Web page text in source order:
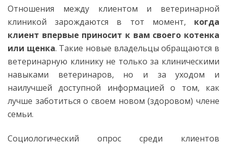
Отношения между клиентом и ветеринарной
клиникой зарождаются в тот момент, когда
клиент впервые приносит к вам своего котенка
или щенка. Такие новые владельцы обращаются в
ветеринарную клинику не только за клиническими
навыками ветеринаров, но и за уходом и
наилучшей доступной информацией о том, как
лучше заботиться о своем новом (здоровом) члене
семьи.
Социологический опрос среди клиентов